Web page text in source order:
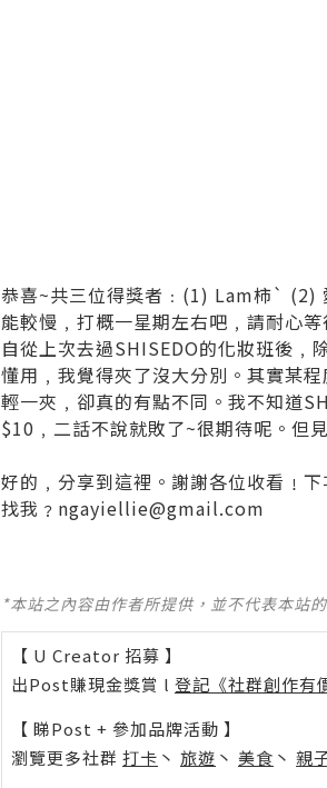
恭喜~共三位得獎者﹕(1) Lam柿` (2)
能較慢﹐打概一星期左右吧﹐請耐心
自從上次去過SHISEDO的化妝班後﹐
懂用﹐我覺得夾了沒大分別。其實某
輕一夾﹐卻真的有點不同。我不知道
$10﹐二話不說就敗了~很期待呢。但
好的﹐分享到這裡。謝謝各位收看﹗
找我﹖ngayiellie@gmail.com
*本站之內容由作者所提供，並不代表本站
【 U Creator 招募 】
出Post賺現金獎賞 l 登記《社群創作有
【 睇Post + 參加品牌活動 】
瀏覽更多社群 打卡 丶 旅遊 丶 美食 丶 親